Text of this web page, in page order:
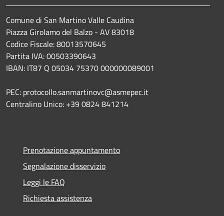
Comune di San Martino Valle Caudina
Piazza Girolamo del Balzo - AV 83018
Codice Fiscale: 80013570645
Partita IVA: 00503390643
IBAN: IT87 Q 05034 75370 000000089001
PEC: protocollo.sanmartinovc@asmepec.it
Centralino Unico: +39 0824 841214
Prenotazione appuntamento
Segnalazione disservizio
Leggi le FAQ
Richiesta assistenza